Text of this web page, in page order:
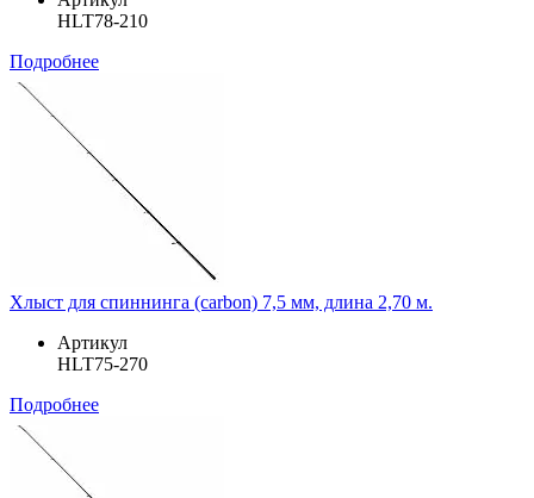
HLT78-210
Подробнее
Хлыст для спиннинга (carbon) 7,5 мм, длина 2,70 м.
Артикул
HLT75-270
Подробнее